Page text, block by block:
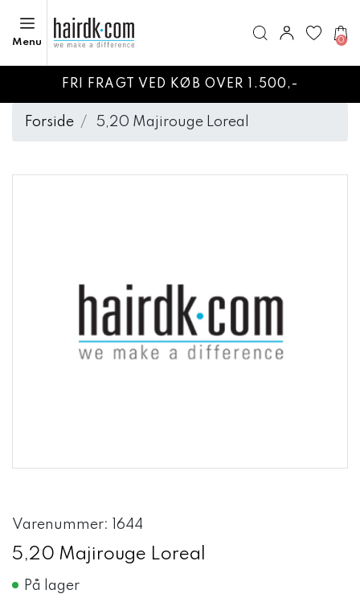
Menu 0
FRI FRAGT VED KØB OVER 1.500,-
Forside 5,20 Majirouge Loreal
Varenummer: 1644
5,20 Majirouge Loreal
På lager